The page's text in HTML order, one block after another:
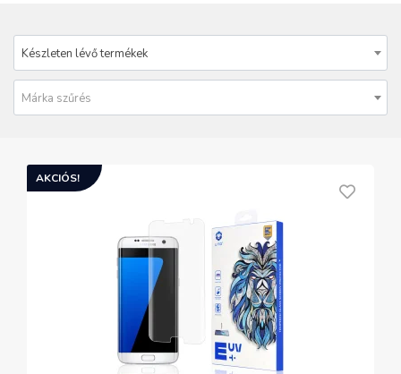
Készleten lévő termékek
Márka szűrés
AKCIÓS!